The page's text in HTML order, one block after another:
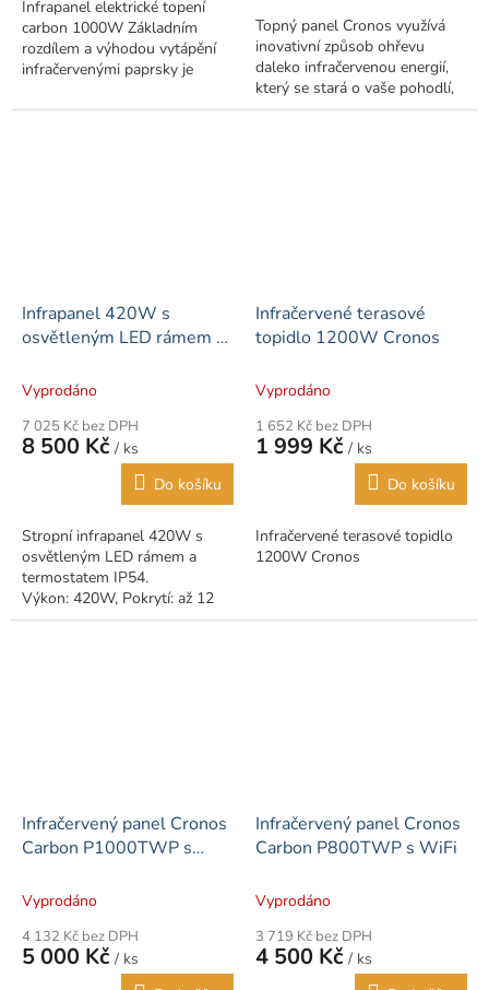
hvězdiček.
Infrapanel elektrické topení
carbon 1000W Základním
rozdílem a výhodou vytápění
infračervenými paprsky je
vzduch jako u klasických
Topný panel Cronos využívá
inovativní způsob ohřevu
daleko infračervenou energií,
který se stará o vaše pohodlí,
zdraví a peněženku. Moderní
Infrapanel 420W s
osvětleným LED rámem a
Vyprodáno
7 025 Kč bez DPH
8 500 Kč / ks
Do košíku
Stropní infrapanel 420W s
osvětleným LED rámem a
termostatem IP54.
Výkon: 420W, Pokrytí: až 12
m²
Infračervené terasové
topidlo 1200W Cronos
Vyprodáno
1 652 Kč bez DPH
1 999 Kč / ks
Do košíku
Infračervené terasové topidlo
1200W Cronos
Infračervený panel Cronos
Carbon P1000TWP s
Vyprodáno
4 132 Kč bez DPH
5 000 Kč / ks
Infračervený panel Cronos
Carbon P800TWP s WiFi
Vyprodáno
3 719 Kč bez DPH
4 500 Kč / ks